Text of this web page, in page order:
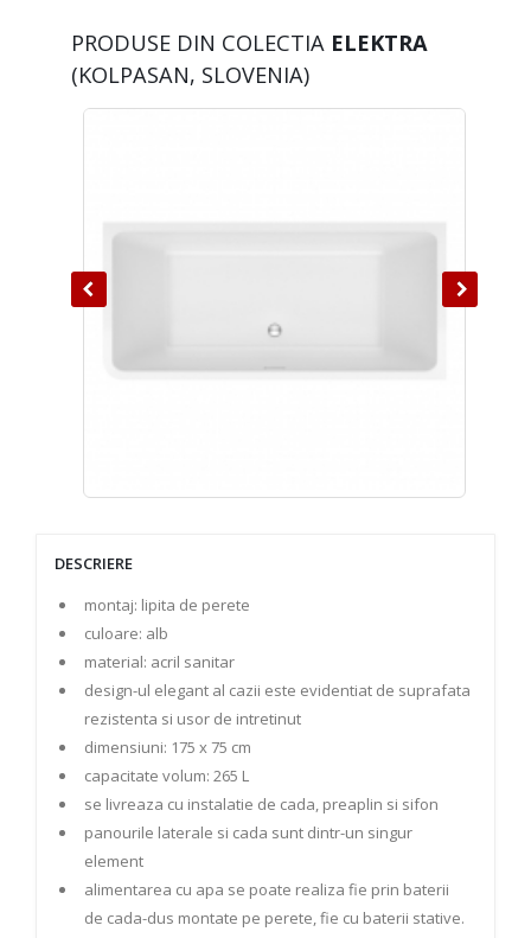
PRODUSE DIN COLECTIA ELEKTRA
(KOLPASAN, SLOVENIA)
DESCRIERE
montaj: lipita de perete
culoare: alb
material: acril sanitar
design-ul elegant al cazii este evidentiat de suprafata
rezistenta si usor de intretinut
dimensiuni: 175 x 75 cm
capacitate volum: 265 L
se livreaza cu instalatie de cada, preaplin si sifon
panourile laterale si cada sunt dintr-un singur
element
alimentarea cu apa se poate realiza fie prin baterii
de cada-dus montate pe perete, fie cu baterii stative.